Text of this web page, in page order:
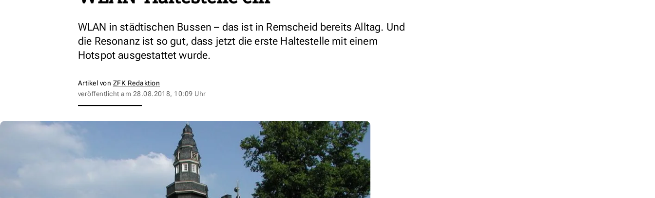
WLAN in städtischen Bussen – das ist in Remscheid bereits Alltag. Und
die Resonanz ist so gut, dass jetzt die erste Haltestelle mit einem
Hotspot ausgestattet wurde.
Artikel von ZFK Redaktion
veröffentlicht am 28.08.2018, 10:09 Uhr